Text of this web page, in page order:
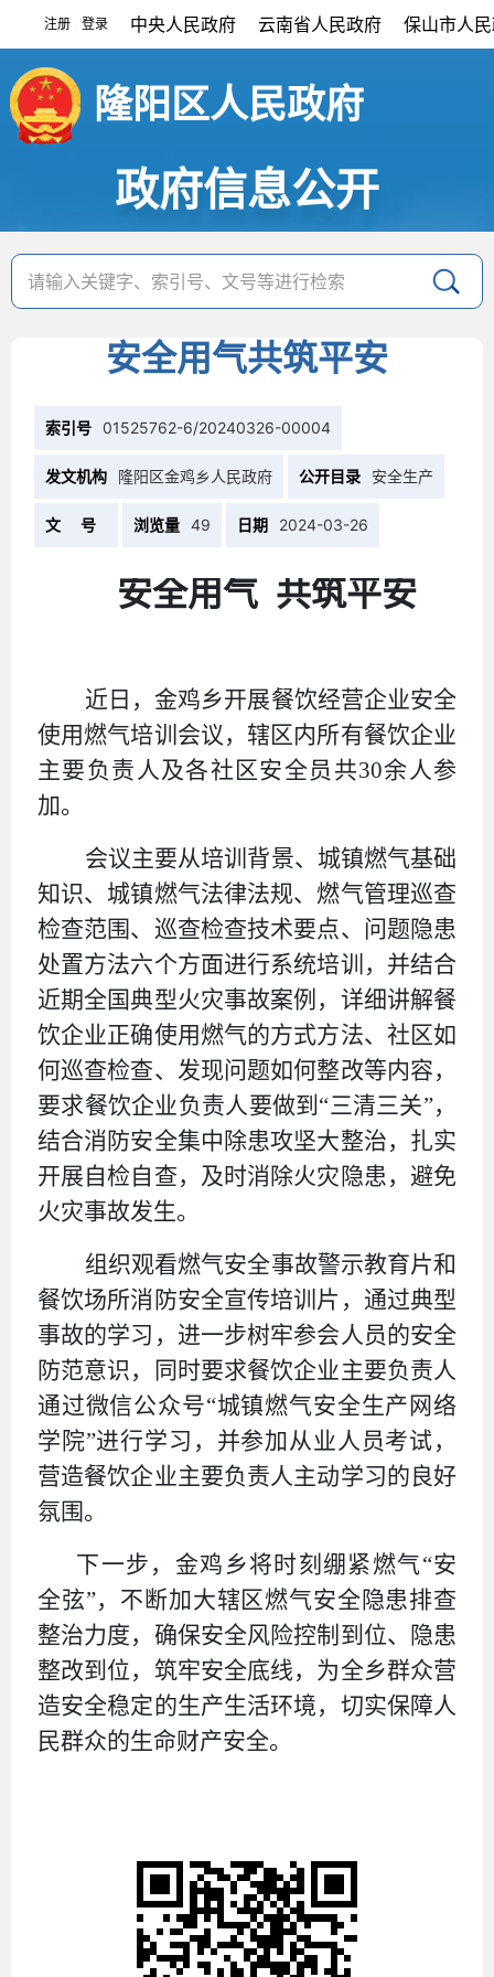
注册 登录 中央人民政府 云南省人民政府 保山市人
隆阳区人民政府
政府信息公开
安全用气共筑平安
索引号 01525762-6/20240326-00004
发文机构 隆阳区金鸡乡人民政府 公开目录 安全生产
文 号 浏览量 49 日期 2024-03-26
安全用气 共筑平安
近日，金鸡乡开展餐饮经营企业安全
使用燃气培训 会议， 辖区内所有餐饮企业
主要负责人及各社区安全员 共30余人参
加。
会议主要从培训背景、城镇燃气基础
知识、城镇燃气法律法规、燃气管理巡查
检查范围、巡查检查技术要点、问题隐患
处置方法六个方面进行系统培训，并结合
近期全国典型火灾事故案例，详细讲解餐
饮企业正确使用燃气的方式方法、社区如
何巡查检查、发现问题如何整改等内容，
要求餐饮企业负责人要做到 “三清三关”，
结合消防安全集中除患攻坚大整治，扎实
开展自检自查，及时消除火灾隐患，避免
火灾事故发生。
组织观看燃气安全事故警示教育片和
餐饮场所消防安全宣传培训片，通过典型
事故的学习，进一步树牢参会人员的安全
防范意识，同时要求餐饮企业主要负责人
通过微信公众号“城镇燃气安全生产网络
学院”进行学习，并参加从业人员考试，
营造餐饮企业主要负责人主动学习的良好
氛围。
下一步， 金鸡乡将时刻绷紧燃气“安
全弦”，不断加大辖区燃气安全隐患排查
整治力度，确保安全风险控制到位、隐患
整改到位，筑牢安全底线，为全乡群众营
造安全稳定的生产生活环境， 切实保障 人
民群众的生命财产安全。